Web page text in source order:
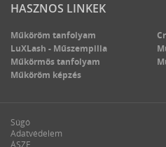
HASZNOS LINKEK
Műköröm tanfolyam
LuXLash - Műszempilla
Műkörmös tanfolyam
Műköröm képzés
Súgó
Adatvédelem
ÁSZF